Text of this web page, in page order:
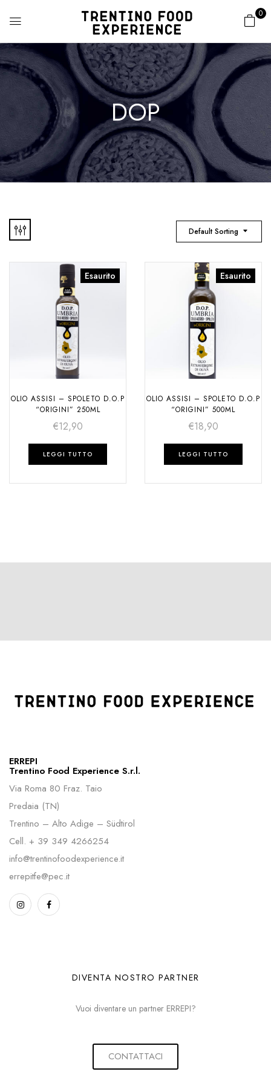
0
DOP
Default Sorting
Esaurito
OLIO ASSISI – SPOLETO D.O.P
“ORIGINI” 250ML
€12,90
LEGGI TUTTO
Esaurito
OLIO ASSISI – SPOLETO D.O.P
“ORIGINI” 500ML
€18,90
LEGGI TUTTO
ERREPI
Trentino Food Experience S.r.l.
Via Roma 80 Fraz. Taio
Predaia (TN)
Trentino – Alto Adige – Südtirol
Cell. + 39 349 4266254
info@trentinofoodexperience.it
errepitfe@pec.it
DIVENTA NOSTRO PARTNER
Vuoi diventare un partner ERREPI?
CONTATTACI